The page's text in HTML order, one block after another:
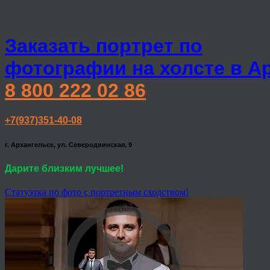
Заказать портрет по
фотографии на холсте в
8 800 222 02 86
+7(937)351-40-08
г. Архангельск, ул. Северодвинская, 9
Дарите близким лучшее!
Статуэтка по фото с портретным сходством!